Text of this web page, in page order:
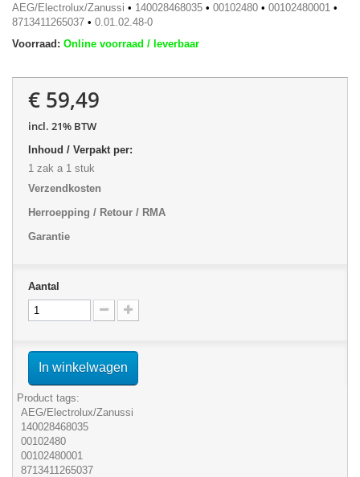
AEG/Electrolux/Zanussi • 140028468035 • 00102480 • 00102480001 •
8713411265037 • 0.01.02.48-0
Voorraad: Online voorraad / leverbaar
€ 59,49
incl. 21% BTW
Inhoud / Verpakt per:
1 zak a 1 stuk
Verzendkosten
Herroepping / Retour / RMA
Garantie
Aantal
In winkelwagen
Product tags:
AEG/Electrolux/Zanussi
140028468035
00102480
00102480001
8713411265037